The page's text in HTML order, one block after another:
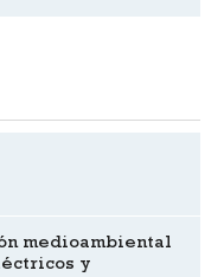
medioambiental
y